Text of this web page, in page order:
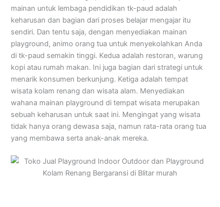
mainan untuk lembaga pendidikan tk-paud adalah
keharusan dan bagian dari proses belajar mengajar itu
sendiri. Dan tentu saja, dengan menyediakan mainan
playground, animo orang tua untuk menyekolahkan Anda
di tk-paud semakin tinggi. Kedua adalah restoran, warung
kopi atau rumah makan. Ini juga bagian dari strategi untuk
menarik konsumen berkunjung. Ketiga adalah tempat
wisata kolam renang dan wisata alam. Menyediakan
wahana mainan playground di tempat wisata merupakan
sebuah keharusan untuk saat ini. Mengingat yang wisata
tidak hanya orang dewasa saja, namun rata-rata orang tua
yang membawa serta anak-anak mereka.